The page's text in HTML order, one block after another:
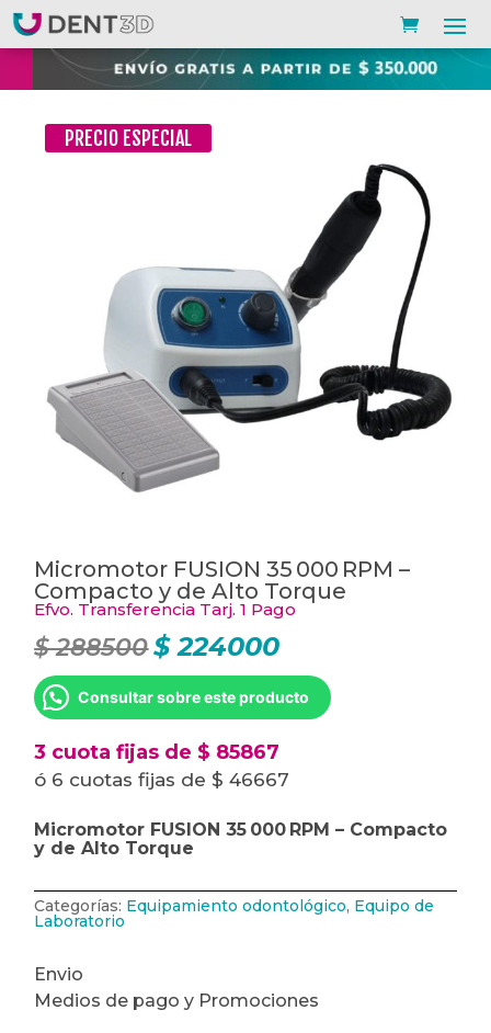
PRECIO ESPECIAL
Micromotor FUSION 35 000 RPM –
Compacto y de Alto Torque
Efvo. Transferencia Tarj. 1 Pago
$288500 El
precio
original
era:
$ 288500.
$224000El
actual
es:
$ 224000.
Consultar sobre este producto
3 cuota fijas de $ 85867
ó 6 cuotas fijas de $ 46667
Micromotor FUSION 35 000 RPM – Compacto
y de Alto Torque
Categorías: Equipamiento odontológico, Equipo de
Laboratorio
Envio
Medios de pago y Promociones